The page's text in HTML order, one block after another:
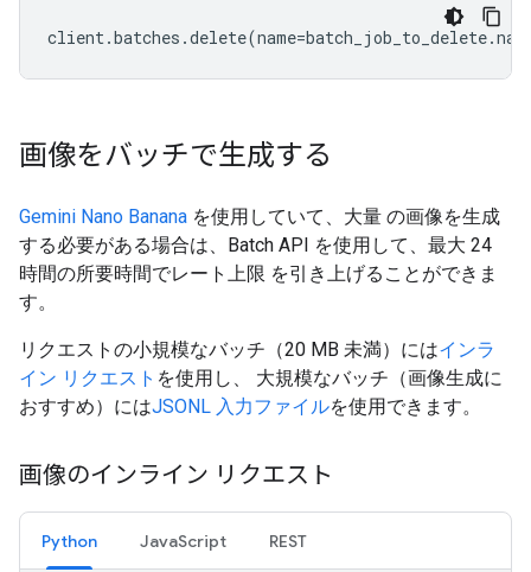
client.batches .delete(name=batch_job_to_delete.
画像をバッチで生成する
Gemini Nano Banana を使用していて、大量 の画像を生成
する必要がある場合は、Batch API を使用して、最大 24
時間の所要時間でレート上限 を引き上げることができま
す。
リクエストの小規模なバッチ（20 MB 未満）にはインラ
イン リクエスト を使用し、 大規模なバッチ（画像生成に
おすすめ）にはJSONL 入力ファイルを使用できます。
画像のインライン リクエスト
Python JavaScript REST